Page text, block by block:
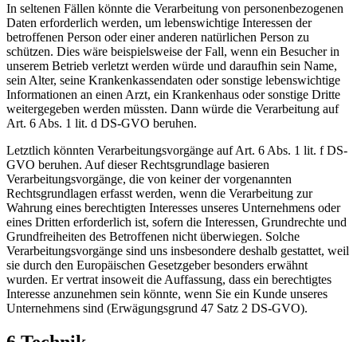
In seltenen Fällen könnte die Verarbeitung von personenbezogenen
Daten erforderlich werden, um lebenswichtige Interessen der
betroffenen Person oder einer anderen natürlichen Person zu
schützen. Dies wäre beispielsweise der Fall, wenn ein Besucher in
unserem Betrieb verletzt werden würde und daraufhin sein Name,
sein Alter, seine Krankenkassendaten oder sonstige lebenswichtige
Informationen an einen Arzt, ein Krankenhaus oder sonstige Dritte
weitergegeben werden müssten. Dann würde die Verarbeitung auf
Art. 6 Abs. 1 lit. d DS-GVO beruhen.
Letztlich könnten Verarbeitungsvorgänge auf Art. 6 Abs. 1 lit. f DS-
GVO beruhen. Auf dieser Rechtsgrundlage basieren
Verarbeitungsvorgänge, die von keiner der vorgenannten
Rechtsgrundlagen erfasst werden, wenn die Verarbeitung zur
Wahrung eines berechtigten Interesses unseres Unternehmens oder
eines Dritten erforderlich ist, sofern die Interessen, Grundrechte und
Grundfreiheiten des Betroffenen nicht überwiegen. Solche
Verarbeitungsvorgänge sind uns insbesondere deshalb gestattet, weil
sie durch den Europäischen Gesetzgeber besonders erwähnt
wurden. Er vertrat insoweit die Auffassung, dass ein berechtigtes
Interesse anzunehmen sein könnte, wenn Sie ein Kunde unseres
Unternehmens sind (Erwägungsgrund 47 Satz 2 DS-GVO).